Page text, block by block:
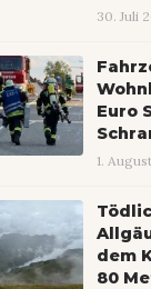
30. Juli
Euro
1.
dem
80